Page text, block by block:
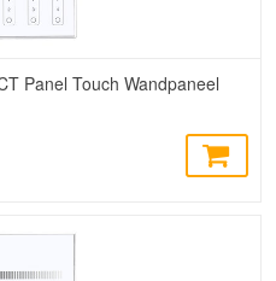
Panel Touch Wandpaneel